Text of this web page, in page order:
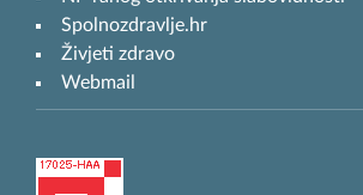
Spolnozdravlje.hr
Živjeti zdravo
Webmail